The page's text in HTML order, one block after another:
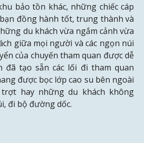
bảo tồn khác, những chiếc cáp
đồng hành tốt, trung thành và
du khách vừa ngắm cảnh vừa
giữa mọi người và các ngọn núi
của chuyến tham quan được dễ
đã tạo sẵn các lối đi tham quan
được bọc lớp cao su bên ngoài
hay những du khách không
đi bộ đường dốc.